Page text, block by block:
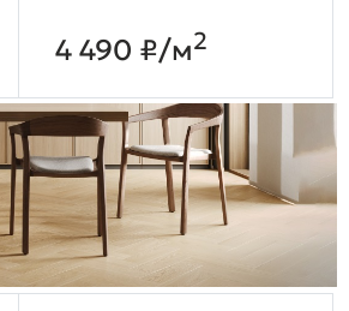
4 490 ₽/м2